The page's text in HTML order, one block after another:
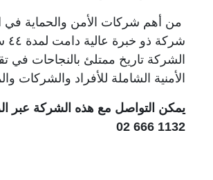
من أهم شركات الأمن والحماية في
الشركة تاريخ ممتلئ بالنجاحات في
الأمنية الشاملة للأفراد والشركات
يمكن التواصل مع هذه الشركة عبر
1132 666 02